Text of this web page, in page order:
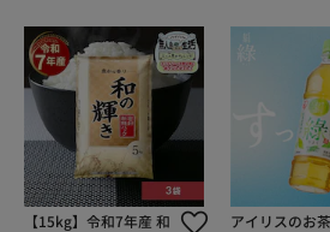
【15kg】令和7年産 和
アイリスのお